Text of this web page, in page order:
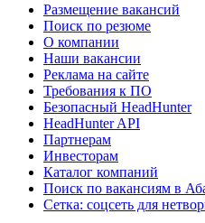
Размещение вакансий
Поиск по резюме
О компании
Наши вакансии
Реклама на сайте
Требования к ПО
Безопасный HeadHunter
HeadHunter API
Партнерам
Инвесторам
Каталог компаний
Поиск по вакансиям в
Сетка: соцсеть для